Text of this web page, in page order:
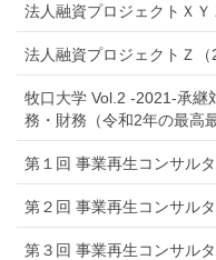
法人融資プロジェクトＸＹ
法人融資プロジェクトＺ（
牧口大学 Vol.2 -2021-承継
務・財務（令和2年の最高
第１回 事業再生コンサル
第２回 事業再生コンサル
第３回 事業再生コンサル